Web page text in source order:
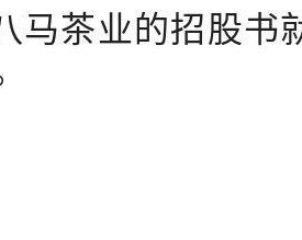
马茶业的招股书